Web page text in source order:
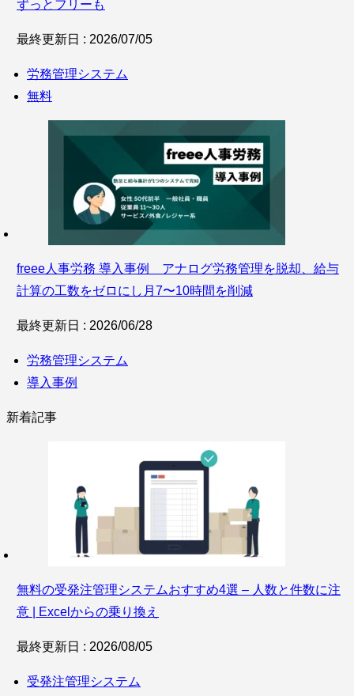
ずっとフリーも
最終更新日 : 2026/07/05
労務管理システム
無料
freee人事労務 導入事例 アナログ労務管理を脱却、給与
計算の工数をゼロにし月7〜10時間を削減
最終更新日 : 2026/06/28
労務管理システム
導入事例
新着記事
無料の受発注管理システムおすすめ4選 – 人数と件数に注
意 | Excelからの乗り換え
最終更新日 : 2026/08/05
受発注管理システム